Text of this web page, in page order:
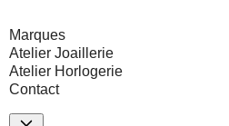
Marques
Atelier Joaillerie
Atelier Horlogerie
Contact